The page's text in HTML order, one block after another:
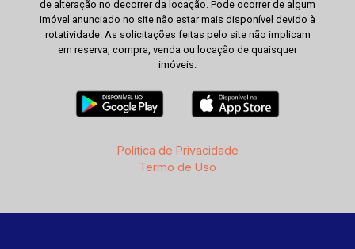
de alteração no decorrer da locação. Pode ocorrer de algum
imóvel anunciado no site não estar mais disponível devido à
rotatividade. As solicitações feitas pelo site não implicam
em reserva, compra, venda ou locação de quaisquer
imóveis.
Política de Privacidade
Termo de Uso